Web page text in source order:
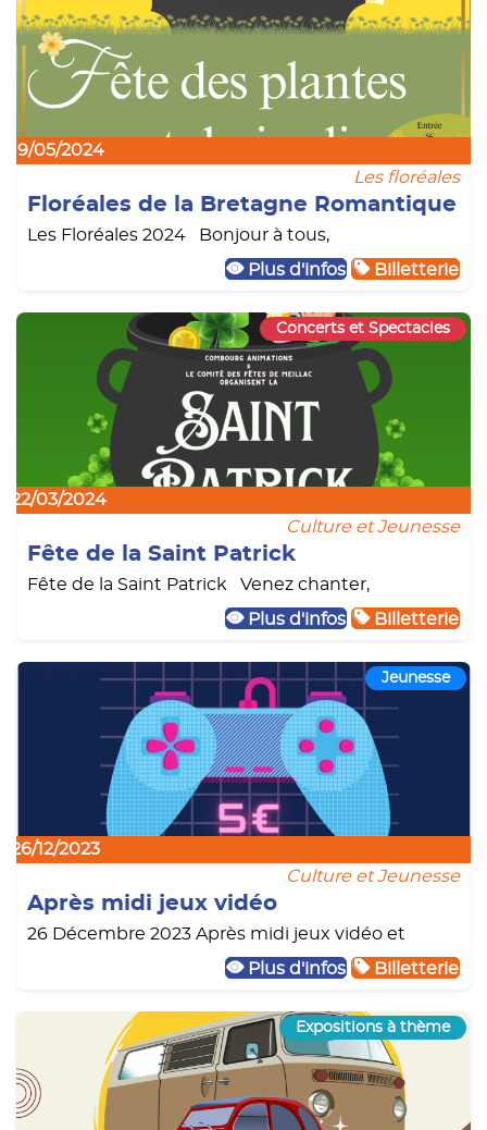
19/05/2024
Les floréales
Floréales de la Bretagne Romantique
Les Floréales 2024 Bonjour à tous,
Plus d'infos
Billetterie
Concerts et Spectacles
22/03/2024
Culture et Jeunesse
Fête de la Saint Patrick
Fête de la Saint Patrick Venez chanter,
Plus d'infos
Billetterie
Jeunesse
26/12/2023
Culture et Jeunesse
Après midi jeux vidéo
26 Décembre 2023 Après midi jeux vidéo et
Plus d'infos
Billetterie
Expositions à thème